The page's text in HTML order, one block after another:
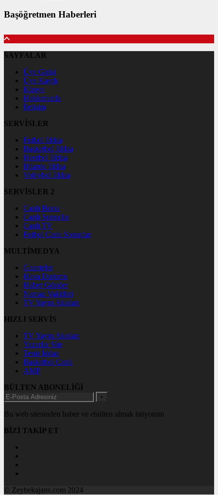
Başöğretmen Haberleri
SAYFALAR
Üye Girişi
Üye Kaydı
Künye
Hakkımızda
İletişim
SERVİSLER
Futbol İddaa
Basketbol İddaa
Hentbol İddaa
Bilardo İddaa
Voleybol İddaa
SERVİSLER 2
Canlı Borsa
Canlı Sonuçlar
Canlı TV
Futbol Canlı Sonuçlar
MULTİMEDYA
Gazeteler
Hava Durumu
Haber Gönder
Namaz Vakitleri
TV Yayın Akışları
HIZLI SERVİS
TV Yayın Akışları
Yazarlar Site
Tenis İddaa
Basketbol Canlı
AMP
BÜLTEN ABONELİĞİ
+
Bu web sitesinden haber ve ebülten almak istiyorum
BİZİ TAKİP ET
© Zeybekajans.com 2024